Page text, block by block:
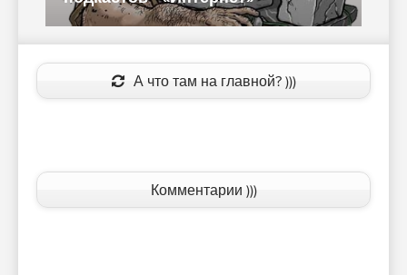
А что там на главной? )))
Комментарии )))